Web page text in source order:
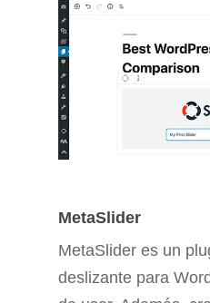
MetaSlider
MetaSlider es un
deslizante para